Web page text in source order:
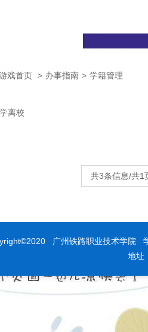
戏首页 > 办事指南 > 学籍管理
离校
共3条信息/共1
广州铁路职业技术学院
地址